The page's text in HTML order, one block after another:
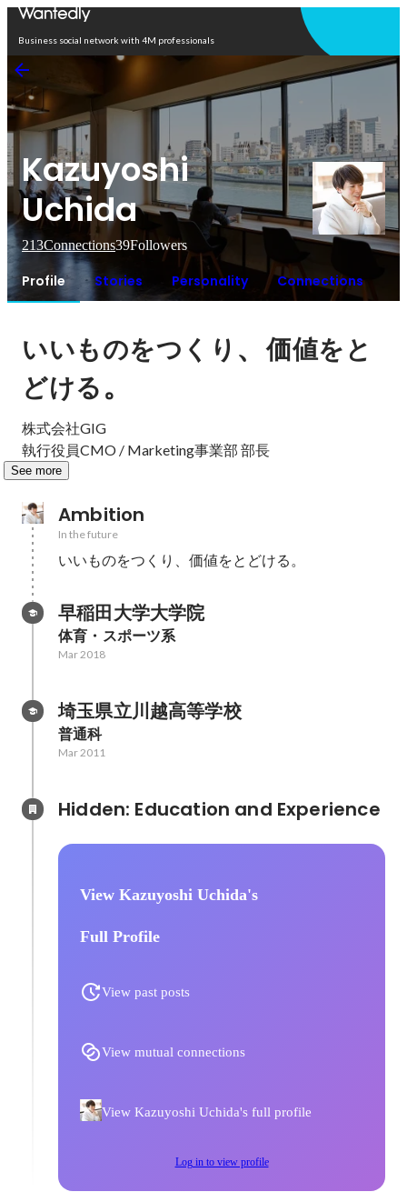
Business social network with 4M professionals
Kazuyoshi
Uchida
213Connections39Followers
Profile Stories Personality Connections
いいものをつくり 、価値をと
どける。
株式会社GIG
執行役員CMO / Marketing事業部 部長
See more
Ambition
In the future
いいものをつくり、価値をとどける。
早稲田大学大学院
体育・スポーツ系
Mar 2018
埼玉県立川越高等学校
普通科
Mar 2011
View Kazuyoshi Uchida's
Full Profile
View past posts
View mutual connections
View Kazuyoshi Uchida's full profile
Log in to view profile